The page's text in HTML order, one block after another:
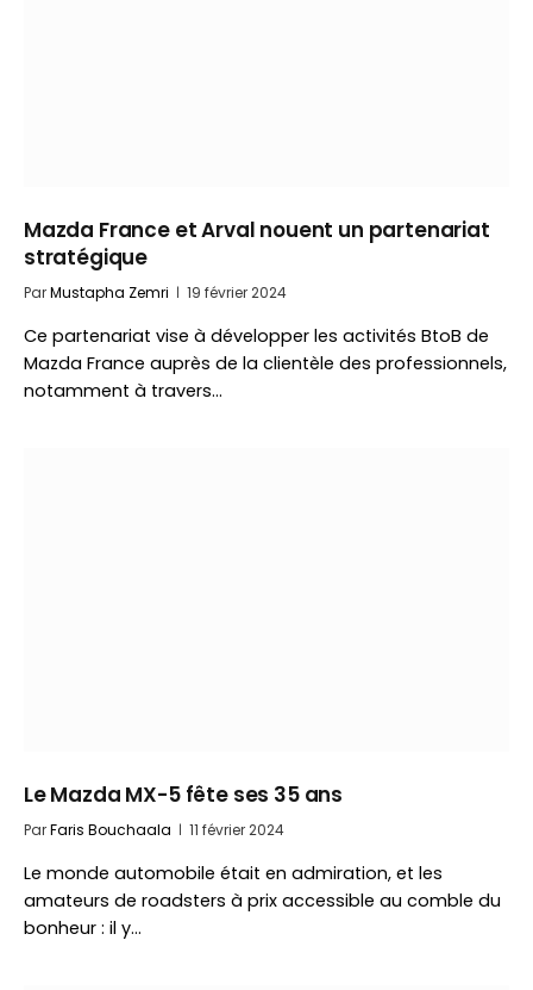
Mazda France et Arval nouent un partenariat
stratégique
ParMustapha Zemri 19 février 2024
Ce partenariat vise à développer les activités BtoB de
Mazda France auprès de la clientèle des professionnels,
notamment à travers…
Le Mazda MX-5 fête ses 35 ans
ParFaris Bouchaala 11 février 2024
Le monde automobile était en admiration, et les
amateurs de roadsters à prix accessible au comble du
bonheur : il y…